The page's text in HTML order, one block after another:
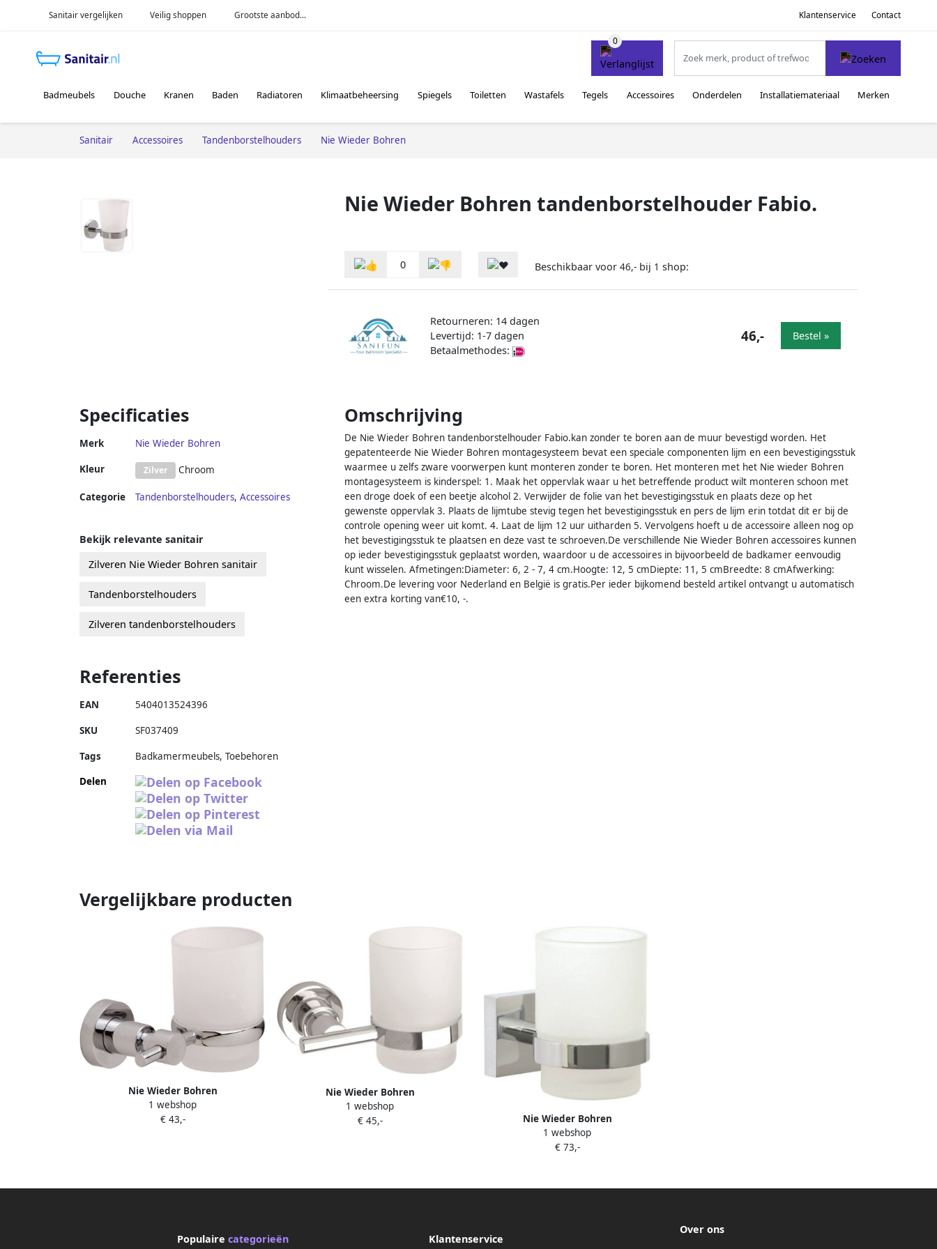
Sanitair vergelijken Veilig shoppen Grootste aanbod... Klantenservice Contact
Badmeubels Douche Kranen Baden Radiatoren Klimaatbeheersing Spiegels Toiletten Wastafels Tegels Accessoires Onderdelen Installatiemateriaal Merken
Sanitair Accessoires Tandenborstelhouders Nie Wieder Bohren
Nie Wieder Bohren tandenborstelhouder Fabio.
0 Beschikbaar voor 46,- bij 1 shop:
Retourneren: 14 dagen
Levertijd: 1-7 dagen
Betaalmethodes:
46,- Bestel »
Specificaties
Merk Nie Wieder Bohren
Kleur Zilver Chroom
Categorie Tandenborstelhouders, Accessoires
Omschrijving
De Nie Wieder Bohren tandenborstelhouder Fabio.kan zonder te boren aan de muur bevestigd worden. Het
gepatenteerde Nie Wieder Bohren montagesysteem bevat een speciale componenten lijm en een bevestigingsstuk
waarmee u zelfs zware voorwerpen kunt monteren zonder te boren. Het monteren met het Nie wieder Bohren
montagesysteem is kinderspel: 1. Maak het oppervlak waar u het betreffende product wilt monteren schoon met
een droge doek of een beetje alcohol 2. Verwijder de folie van het bevestigingsstuk en plaats deze op het
gewenste oppervlak 3. Plaats de lijmtube stevig tegen het bevestigingsstuk en pers de lijm erin totdat dit er bij de
controle opening weer uit komt. 4. Laat de lijm 12 uur uitharden 5. Vervolgens hoeft u de accessoire alleen nog op
het bevestigingsstuk te plaatsen en deze vast te schroeven.De verschillende Nie Wieder Bohren accessoires kunnen
op ieder bevestigingsstuk geplaatst worden, waardoor u de accessoires in bijvoorbeeld de badkamer eenvoudig
kunt wisselen. Afmetingen:Diameter: 6, 2 - 7, 4 cm.Hoogte: 12, 5 cmDiepte: 11, 5 cmBreedte: 8 cmAfwerking:
Chroom.De levering voor Nederland en België is gratis.Per ieder bijkomend besteld artikel ontvangt u automatisch
een extra korting van€10, -.
Bekijk relevante sanitair
Zilveren Nie Wieder Bohren sanitair
Tandenborstelhouders
Zilveren tandenborstelhouders
Referenties
EAN 5404013524396
SKU SF037409
Tags
Badkamermeubels, Toebehoren
Delen
Vergelijkbare producten
Nie Wieder Bohren
tandenborstelhouder Karim.
1 webshop
€ 43,-
Nie Wieder Bohren
tandenborstelhouder Zizou.
1 webshop
€ 45,-
Nie Wieder Bohren
tandenborstelhouder Radical
Redemption.
1 webshop
€ 73,-
Populaire categorieën Klantenservice
Over ons